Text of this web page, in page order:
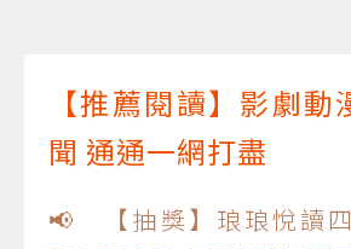
【推薦閱讀】影劇動
聞 通通一網打盡
📢 【抽獎】琅琅悅讀